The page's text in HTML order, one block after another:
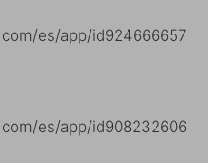
es/app/id924666657
es/app/id908232606